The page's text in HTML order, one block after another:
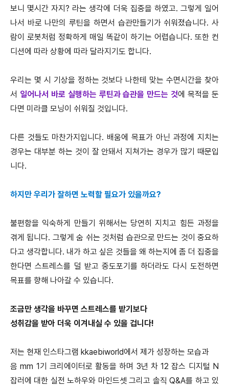
보니 몇시간 자지? 라는 생각에 더욱 집중을 하였고. 그렇게 일어
나서 바로 나만의 루틴을 하면서 습관만들기가 쉬워졌습니다. 사
람이 로봇처럼 정확하게 매일 똑같이 하기는 어렵습니다. 또한 컨
디션에 따라 상황에 따라 달라지기도 합니다.
우리는 몇 시 기상을 정하는 것보다 나한테 맞는 수면시간을 찾아
서 일어나서 바로 실행하는 루틴과 습관을 만드는 것에 목적을 둔
다면 미라클 모닝이 쉬워질 것입니다.
다른 것들도 마찬가지입니다. 배움에 목표가 아닌 과정에 지치는
경우는 대부분 하는 것이 잘 안돼서 지쳐가는 경우가 많기 때문입
니다.
하지만 우리가 잘하면 노력할 필요가 있을까요?
불편함을 익숙하게 만들기 위해서는 당연히 지치고 힘든 과정을
겪게 됩니다. 그렇게 숨 쉬는 것처럼 습관으로 만드는 것이 중요하
다고 생각합니다. 내가 하고 싶은 것들을 왜 하는지에 좀 더 집중을
한다면 스트레스를 덜 받고 중도포기를 하더라도 다시 도전하면
목표를 향해 나아갈 수 있습니다.
조금만 생각을 바꾸면 스트레스를 받기보다
성취감을 받아 더욱 이겨내실 수 있을 겁니다!
저는 현재 인스타그램 kkaebiworld에서 제가 성장하는 모습과
음 mm 1기 크리에이터로 활동을 하며 3년 차 12 잡스 디지털 N
잡러에 대한 실전 노하우와 마인드셋 그리고 솔직 Q&A를 하고 있